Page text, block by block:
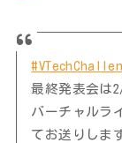
最終発表会は
バーチャルラ
てお送りしま